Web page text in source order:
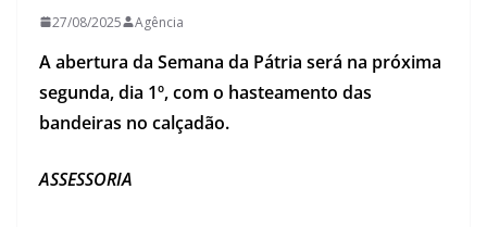
27/08/2025 Agência
A abertura da Semana da Pátria será na próxima
segunda, dia 1º, com o hasteamento das
bandeiras no calçadão.
ASSESSORIA